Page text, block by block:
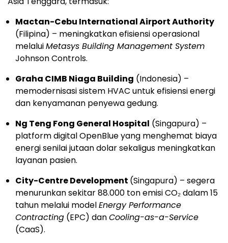
Mactan-Cebu International Airport Authority
(Filipina) – meningkatkan efisiensi operasional
melaluiMetasys Building Management System
Johnson Controls.
Graha CIMB Niaga Building (Indonesia) –
memodernisasi sistem HVAC untuk efisiensi energi
dan kenyamanan penyewa gedung.
Ng Teng Fong General Hospital (Singapura) –
platform digital OpenBlue yang menghemat biaya
energi senilai jutaan dolar sekaligus meningkatkan
layanan pasien.
City-Centre Development (Singapura) – segera
menurunkan sekitar 88.000 ton emisi CO₂ dalam 15
tahun melalui modelEnergy Performance
Contracting (EPC) danCooling-as-a-Service
(CaaS).